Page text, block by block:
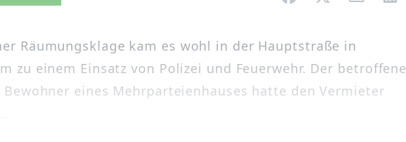
Räumungsklage kam es wohl in der Hauptstraße in
zu einem Einsatz von Polizei und Feuerwehr. Der betroffene
eines Mehrparteienhauses hatte den Vermieter